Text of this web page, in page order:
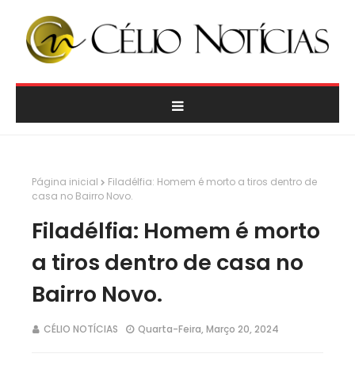
Página inicial
Filadélfia: Homem é morto a tiros dentro de
casa no Bairro Novo.
Filadélfia: Homem é morto
a tiros dentro de casa no
Bairro Novo.
CÉLIO NOTÍCIAS Quarta-Feira, Março 20, 2024